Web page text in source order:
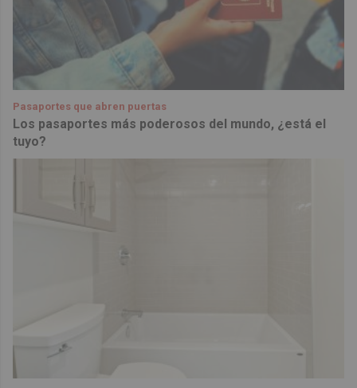
Pasaportes que abren puertas
Los pasaportes más poderosos del mundo, ¿está el
tuyo?